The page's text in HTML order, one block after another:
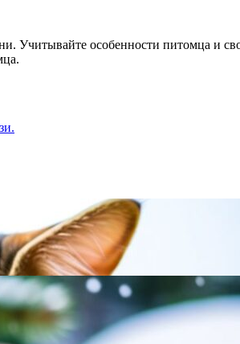
Учитывайте особенности питомца и